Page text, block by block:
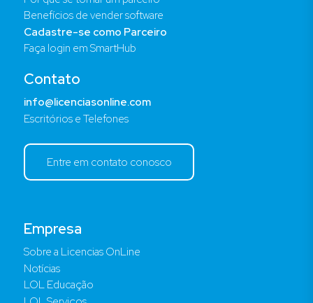
Empresa
Sobre a Licencias OnLine
Notícias
LOL Educação
Benefícios de vender software
Cadastre-se como Parceiro
Faça login em SmartHub
Contato
info@licenciasonline.com
Escritórios e Telefones
Entre em contato conosco